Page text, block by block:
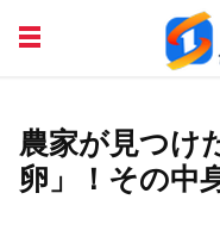
DISCOVER PLACES
農家が見つけ
卵」！その中